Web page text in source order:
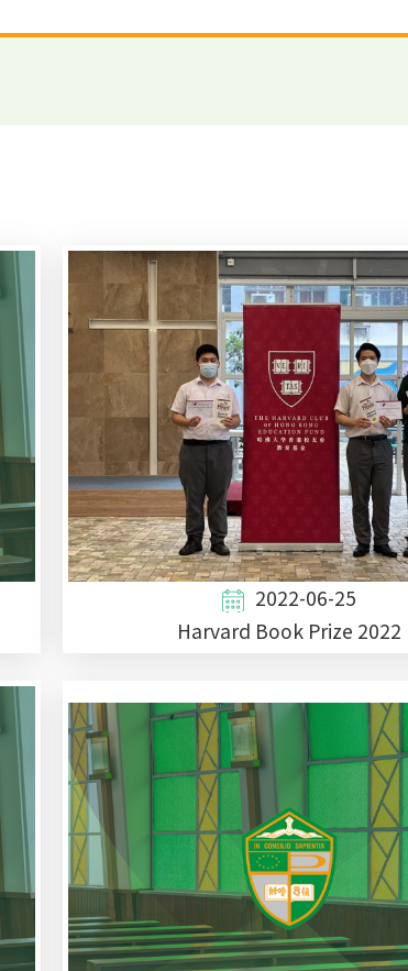
2022-06-25
Harvard Book Prize 2022